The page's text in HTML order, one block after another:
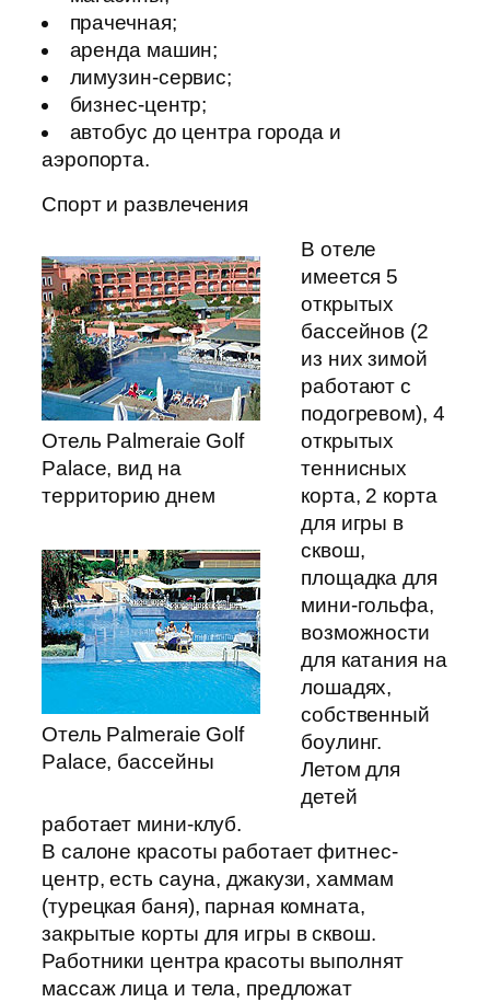
прачечная;
аренда машин;
лимузин-сервис;
бизнес-центр;
автобус до центра города и
аэропорта.
Спорт и развлечения
Отель Palmeraie Golf
Palace, вид на
территорию днем
Отель Palmeraie Golf
Palace, бассейны
В отеле
имеется 5
открытых
бассейнов (2
из них зимой
работают с
подогревом), 4
открытых
теннисных
корта, 2 корта
для игры в
сквош,
площадка для
мини-гольфа,
возможности
для катания на
лошадях,
собственный
боулинг.
Летом для
детей
работает мини-клуб.
В салоне красоты работает фитнес-
центр, есть сауна, джакузи, хаммам
(турецкая баня), парная комната,
закрытые корты для игры в сквош.
Работники центра красоты выполнят
массаж лица и тела, предложат